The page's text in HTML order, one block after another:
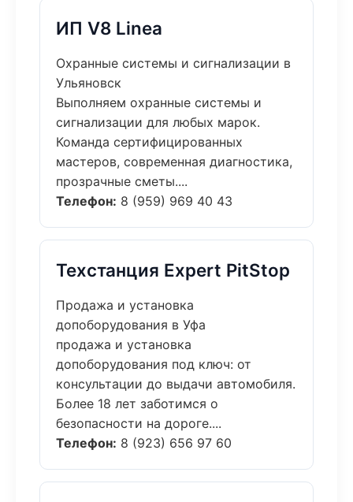
ИП V8 Linea
Охранные системы и сигнализации в
Ульяновск
Выполняем охранные системы и
сигнализации для любых марок.
Команда сертифицированных
мастеров, современная диагностика,
прозрачные сметы....
Телефон: 8 (959) 969 40 43
Техстанция Expert PitStop
Продажа и установка
допоборудования в Уфа
продажа и установка
допоборудования под ключ: от
консультации до выдачи автомобиля.
Более 18 лет заботимся о
безопасности на дороге....
Телефон: 8 (923) 656 97 60